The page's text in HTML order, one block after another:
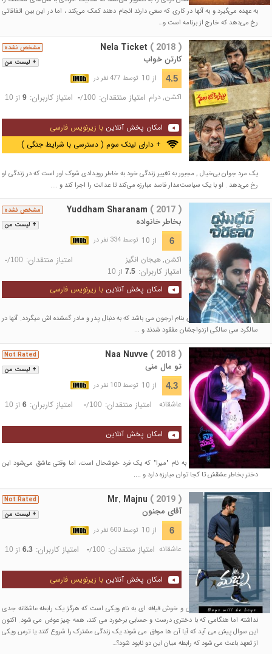
به عهده می‌گیرد و به آنها در کاری که سعی دارند انجام دهند کمک می‌کند ، اما در این بین اتفاقاتی
رخ می‌دهد که خارج از برنامه است و…
+ لیست من
مشخص نشده Nela Ticket ( 2018 )
کارتن خواب
4.5 از 10 توسط 477 نفر در
اکشن,درام امتیاز منتقدان: -/100 امتیاز کاربران: 9از 10
امکان پخش آنلاین با زیرنویس فارسی
+ دارای لینک سوم ( دسترسی با شرایط جنگی )
یک مرد جوان بی‌خیال , مجبور به تغییر زندگی خود به خاطر رویدادی شوک اور است که در زندگی او
رخ می‌دهد . او با یک سیاست‌مدار فاسد مبارزه می‌کند تا عدالت را اجرا کند و ....
+ لیست من
مشخص نشده Yuddham Sharanam ( 2017 )
بخاطر خانواده
6 از 10 توسط 334 نفر در
اکشن, هیجان انگیز امتیاز منتقدان: -/100
امتیاز کاربران: 7.5از 10
امکان پخش آنلاین با زیرنویس فارسی
داستان فیلم درباره ی پسری بنام ارجون می باشد که به دنبال پدر و مادر گمشده اش میگردد. آنها در
سالگرد سی سالگی ازدواجشان مفقود شدند و ...
+ لیست من
Not Rated Naa Nuvve ( 2018 )
تو مال منی
4.3 از 10 توسط 100 نفر در
عاشقانه امتیاز منتقدان: -/100 امتیاز کاربران: 6از 10
امکان پخش آنلاین
داستان فیلم درباره دختری به نام "میرا" که یک فرد خوشحال است، اما وقتی عاشق می‌شود این
دختر بخاطر عشقش تا کجا توان مبارزه دارد و ....
+ لیست من
Not Rated Mr. Majnu ( 2019 )
آقای مجنون
6 از 10 توسط 600 نفر در
عاشقانه امتیاز منتقدان: -/100 امتیاز کاربران: 6.3از 10
امکان پخش آنلاین با زیرنویس فارسی
این فیلم در مورد پسر جوان و خوش قیافه ای به نام ویکی است که هرگز یک رابطه عاشقانه جدی
نداشته اما هنگامی که با دختری درست و حسابی برخورد می کند، همه چیز عوض می شود. اکنون
این سوال پیش می آید که آیا آن ها موفق می شوند یک زندگی مشترک را شروع کنند یا ترس ویکی
از تعهد باعث می شود که رابطه میان این دو نابود شود؟…